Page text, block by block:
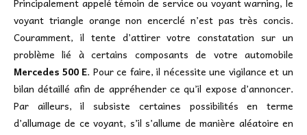
voyant triangle orange non encerclé n’est pas très concis.
Couramment, il tente d’attirer votre constatation sur un
problème lié à certains composants de votre automobile
Mercedes 500 E. Pour ce faire, il nécessite une vigilance et un
bilan détaillé afin de appréhender ce qu’il expose d’annoncer.
Par ailleurs, il subsiste certaines possibilités en terme
d’allumage de ce voyant, s’il s’allume de manière aléatoire en